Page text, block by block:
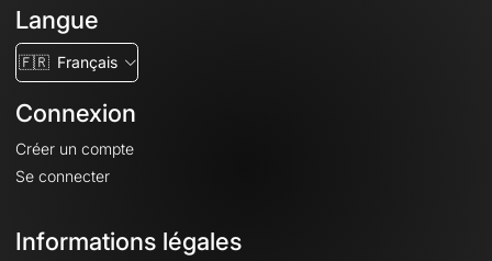
Langue
🇫🇷 Français
Connexion
Créer un compte
Se connecter
Informations légales